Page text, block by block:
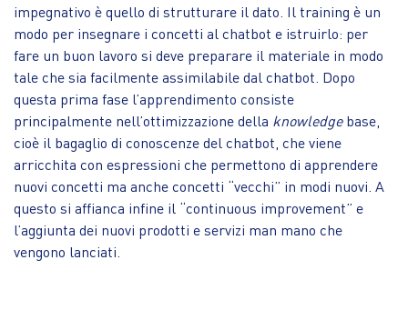
impegnativo è quello di strutturare il dato. Il training è un
modo per insegnare i concetti al chatbot e istruirlo: per
fare un buon lavoro si deve preparare il materiale in modo
tale che sia facilmente assimilabile dal chatbot. Dopo
questa prima fase l’apprendimento consiste
principalmente nell’ottimizzazione della knowledgebase,
cioè il bagaglio di conoscenze del chatbot, che viene
arricchita con espressioni che permettono di apprendere
nuovi concetti ma anche concetti “vecchi” in modi nuovi. A
questo si affianca infine il “continuous improvement” e
l’aggiunta dei nuovi prodotti e servizi man mano che
vengono lanciati.